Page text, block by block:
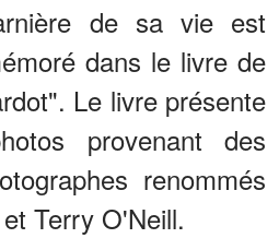
de sa vie est
dans le livre de
Le livre présente
provenant des
renommés
Terry O'Neill.